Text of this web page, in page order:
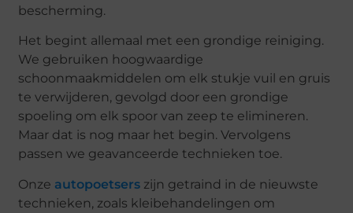
bescherming.
Het begint allemaal met een grondige reiniging.
We gebruiken hoogwaardige
schoonmaakmiddelen om elk stukje vuil en gruis
te verwijderen, gevolgd door een grondige
spoeling om elk spoor van zeep te elimineren.
Maar dat is nog maar het begin. Vervolgens
passen we geavanceerde technieken toe.
Onze autopoetsers zijn getraind in de nieuwste
technieken, zoals kleibehandelingen om